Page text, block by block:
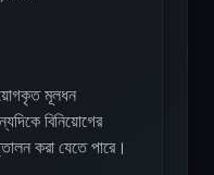
মূলধন
বিনিয়োগের
করা যেতে পারে।